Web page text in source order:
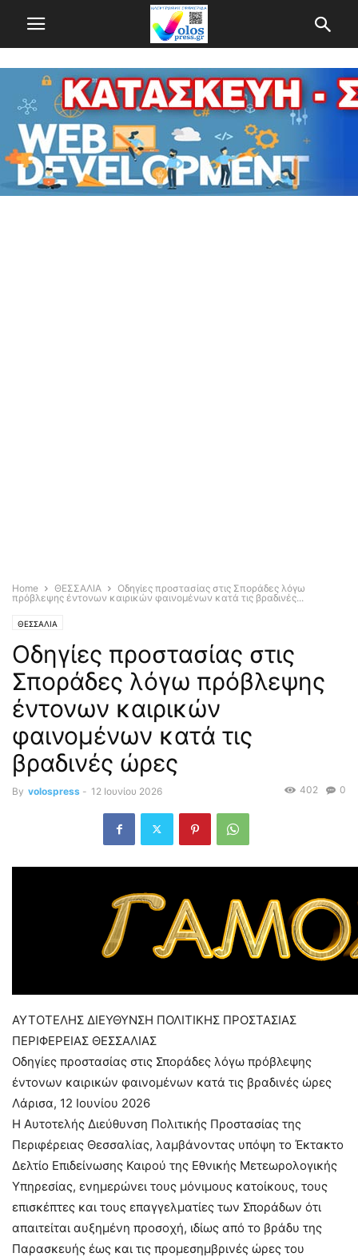
Home ΘΕΣΣΑΛΙΑ
Οδηγίες προστασίας στις Σποράδες λόγω
πρόβλεψης έντονων καιρικών φαινομένων κατά τις βραδινές...
ΘΕΣΣΑΛΙΑ
Οδηγίες προστασίας στις
Σποράδες λόγω πρόβλεψης
έντονων καιρικών
φαινομένων κατά τις
βραδινές ώρες
By volospress - 12 Ιουνίου 2026 0
402
ΑΥΤΟΤΕΛΗΣ ΔΙΕΥΘΥΝΣΗ ΠΟΛΙΤΙΚΗΣ ΠΡΟΣΤΑΣΙΑΣ
ΠΕΡΙΦΕΡΕΙΑΣ ΘΕΣΣΑΛΙΑΣ
Οδηγίες προστασίας στις Σποράδες λόγω πρόβλεψης
έντονων καιρικών φαινομένων κατά τις βραδινές ώρες
Λάρισα, 12 Ιουνίου 2026
Η Αυτοτελής Διεύθυνση Πολιτικής Προστασίας της
Περιφέρειας Θεσσαλίας, λαμβάνοντας υπόψη το Έκτακτο
Δελτίο Επιδείνωσης Καιρού της Εθνικής Μετεωρολογικής
Υπηρεσίας, ενημερώνει τους μόνιμους κατοίκους, τους
επισκέπτες και τους επαγγελματίες των Σποράδων ότι
απαιτείται αυξημένη προσοχή, ιδίως από το βράδυ της
Παρασκευής έως και τις προμεσημβρινές ώρες του